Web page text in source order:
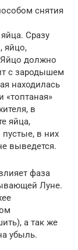
снятия
Сразу
яйцо,
Яйцо должно
с зародышем
находилась
«топтаная»
в
яйца,
в них
выведется.
фаза
Луне.
а так же
убыль.